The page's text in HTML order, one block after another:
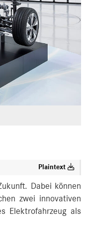
Plaintext
Dabei können
zwei innovativen
Elektrofahrzeug als